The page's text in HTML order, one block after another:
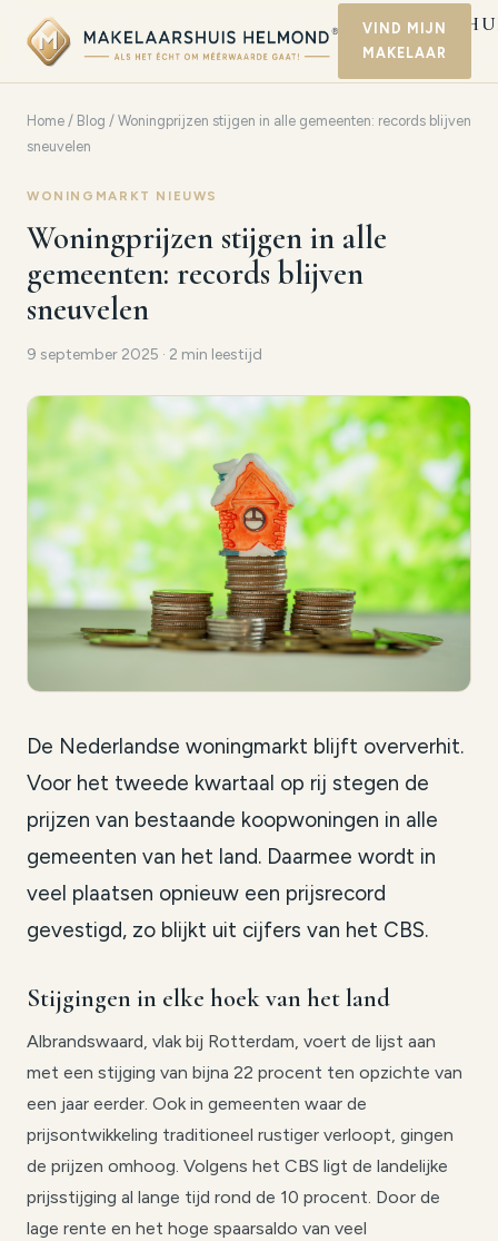
HELMOND
VIND MIJN
MAKELAAR
Home / Blog / Woningprijzen stijgen in alle gemeenten: records blijven
sneuvelen
WONINGMARKT NIEUWS
Woningprijzen stijgen in alle
gemeenten: records blijven
sneuvelen
9 september 2025 · 2 min leestijd
De Nederlandse woningmarkt blijft oververhit.
Voor het tweede kwartaal op rij stegen de
prijzen van bestaande koopwoningen in alle
gemeenten van het land. Daarmee wordt in
veel plaatsen opnieuw een prijsrecord
gevestigd, zo blijkt uit cijfers van het CBS.
Stijgingen in elke hoek van het land
Albrandswaard, vlak bij Rotterdam, voert de lijst aan
met een stijging van bijna 22 procent ten opzichte van
een jaar eerder. Ook in gemeenten waar de
prijsontwikkeling traditioneel rustiger verloopt, gingen
de prijzen omhoog. Volgens het CBS ligt de landelijke
prijsstijging al lange tijd rond de 10 procent. Door de
lage rente en het hoge spaarsaldo van veel